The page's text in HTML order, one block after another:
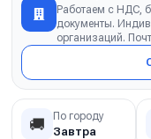
Работаем с НДС,
документы.
организаций.
🚚 По городу
Завтра